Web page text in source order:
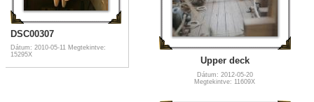
DSC00307
Dátum: 2010-05-11 Megtekintve:
15295X
Upper deck
Dátum: 2012-05-20
Megtekintve: 11609X